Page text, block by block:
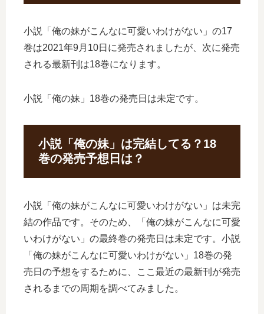
小説「俺の妹がこんなに可愛いわけがない」の17
巻は2021年9月10日に発売されましたが、次に発売
される最新刊は18巻になります。
小説「俺の妹」18巻の発売日は未定です。
小説「俺の妹」は完結してる？18
巻の発売予想日は？
小説「俺の妹がこんなに可愛いわけがない」は未完
結の作品です。そのため、「俺の妹がこんなに可愛
いわけがない」の最終巻の発売日は未定です。小説
「俺の妹がこんなに可愛いわけがない」18巻の発
売日の予想をするために、ここ最近の最新刊が発売
されるまでの周期を調べてみました。